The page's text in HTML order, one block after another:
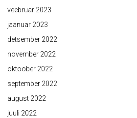
veebruar 2023
jaanuar 2023
detsember 2022
november 2022
oktoober 2022
september 2022
august 2022
juuli 2022